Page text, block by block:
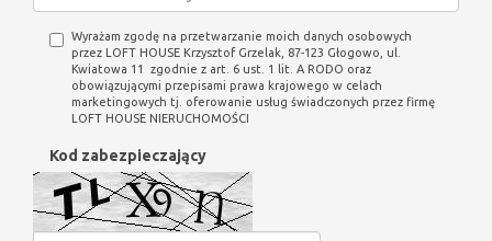
Wyrażam zgodę na przetwarzanie moich danych osobowych
przez LOFT HOUSE Krzysztof Grzelak, 87-123 Głogowo, ul.
Kwiatowa 11 zgodnie z art. 6 ust. 1 lit. A RODO oraz
obowiązującymi przepisami prawa krajowego w celach
marketingowych tj. oferowanie usług świadczonych przez firmę
LOFT HOUSE NIERUCHOMOŚCI
Kod zabezpieczający